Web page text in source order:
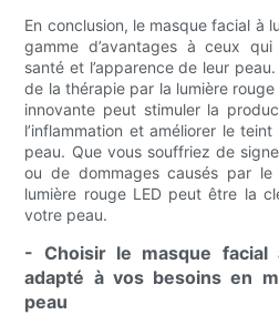
En conclusion, le masque facial à
gamme d’avantages à ceux
santé et l’apparence de leur
de la thérapie par la lumière
innovante peut stimuler la
l’inflammation et améliorer le
peau. Que vous souffriez de
ou de dommages causés par
lumière rouge LED peut être la
votre peau.
- Choisir le masque facial
adapté à vos besoins en
peau